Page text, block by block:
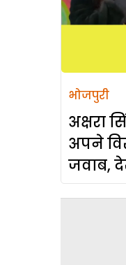
भोजपुरी
अक्षरा
अपने
जवाब,